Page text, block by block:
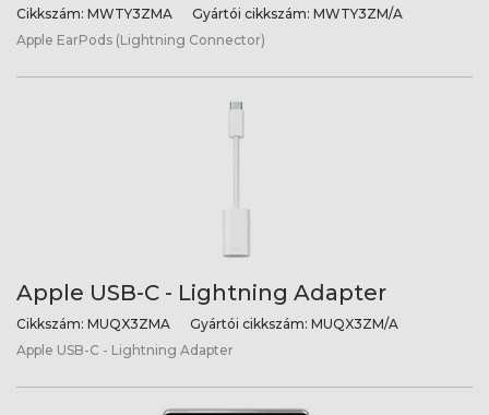
Cikkszám: MWTY3ZMA Gyártói cikkszám: MWTY3ZM/A
Apple EarPods (Lightning Connector)
Apple USB-C - Lightning Adapter
Cikkszám: MUQX3ZMA Gyártói cikkszám: MUQX3ZM/A
Apple USB-C - Lightning Adapter